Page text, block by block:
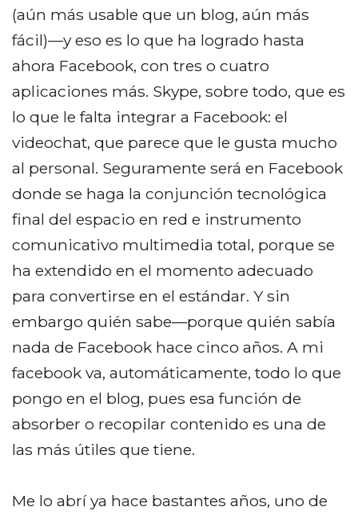
(aún más usable que un blog, aún más
fácil)—y eso es lo que ha logrado hasta
ahora Facebook, con tres o cuatro
aplicaciones más. Skype, sobre todo, que es
lo que le falta integrar a Facebook: el
videochat, que parece que le gusta mucho
al personal. Seguramente será en Facebook
donde se haga la conjunción tecnológica
final del espacio en red e instrumento
comunicativo multimedia total, porque se
ha extendido en el momento adecuado
para convertirse en el estándar. Y sin
embargo quién sabe—porque quién sabía
nada de Facebook hace cinco años. A mi
facebook va, automáticamente, todo lo que
pongo en el blog, pues esa función de
absorber o recopilar contenido es una de
las más útiles que tiene.
Me lo abrí ya hace bastantes años, uno de